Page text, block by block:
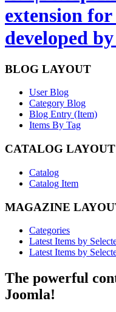
extension
developed
BLOG LAYOUT
User Blog
Category Blog
Blog Entry (Item)
Items By Tag
CATALOG LAYOUT
Catalog
Catalog Item
MAGAZINE
Categories
Latest Items by
Latest Items by
The powerful
Joomla!